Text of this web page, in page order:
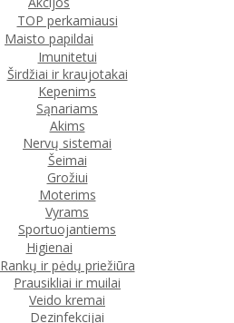
TOP perkamiausi
Maisto papildai
Imunitetui
Širdžiai ir kraujotakai
Kepenims
Sąnariams
Akims
Nervų sistemai
Šeimai
Grožiui
Moterims
Vyrams
Sportuojantiems
Higienai
Rankų ir pėdų priežiūra
Prausikliai ir muilai
Veido kremai
Dezinfekcijai